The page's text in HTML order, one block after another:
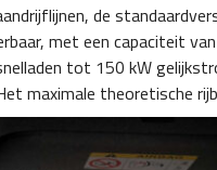
de
met een capaciteit
tot 150 kW
maximale theoretische